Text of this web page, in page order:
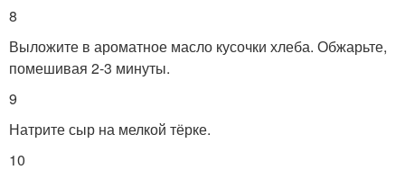
8
Выложите в ароматное масло кусочки хлеба. Обжарьте,
помешивая 2-3 минуты.
9
Натрите сыр на мелкой тёрке.
10